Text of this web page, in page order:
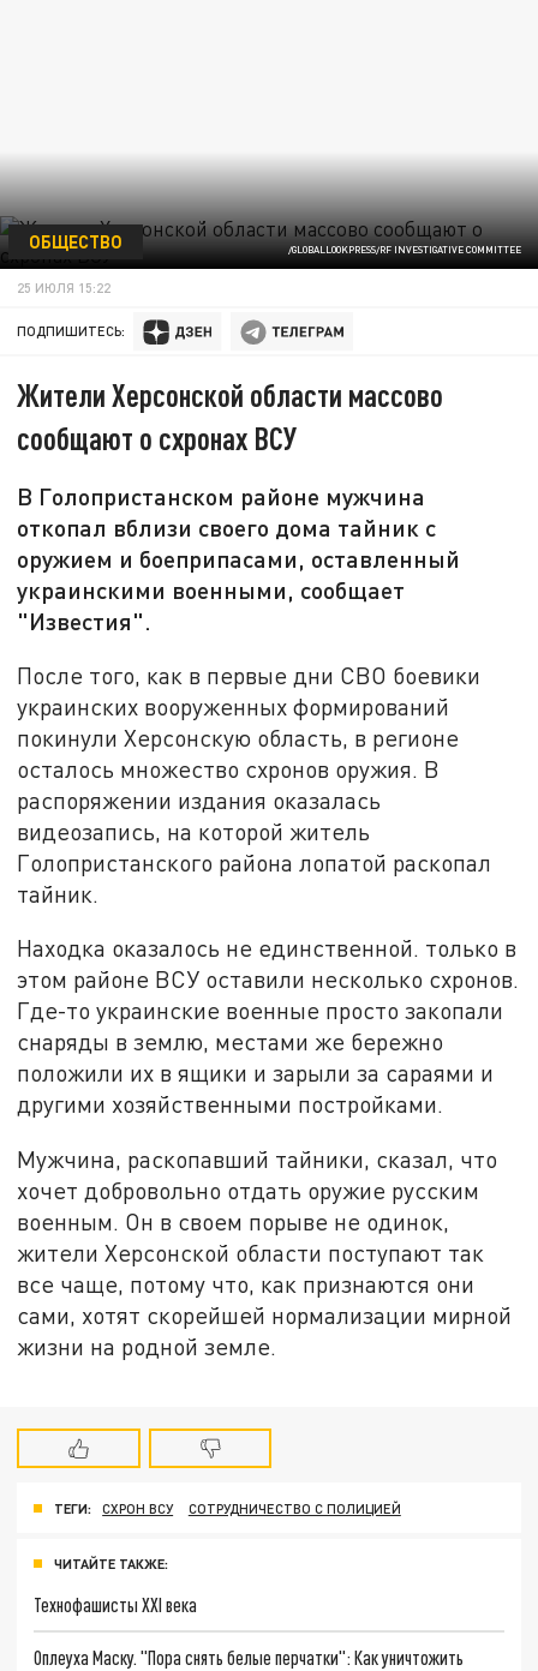
/GLOBALLOOKPRESS/RF INVESTIGATIVE COMMITTEE
ОБЩЕСТВО
25 ИЮЛЯ 15:22
ПОДПИШИТЕСЬ:
Жители Херсонской области массово
сообщают о схронах ВСУ
В Голопристанском районе мужчина
откопал вблизи своего дома тайник с
оружием и боеприпасами, оставленный
украинскими военными, сообщает
"Известия".
После того, как в первые дни СВО боевики
украинских вооруженных формирований
покинули Херсонскую область, в регионе
осталось множество схронов оружия. В
распоряжении издания оказалась
видеозапись, на которой житель
Голопристанского района лопатой раскопал
тайник.
Находка оказалось не единственной. только в
этом районе ВСУ оставили несколько схронов.
Где-то украинские военные просто закопали
снаряды в землю, местами же бережно
положили их в ящики и зарыли за сараями и
другими хозяйственными постройками.
Мужчина, раскопавший тайники, сказал, что
хочет добровольно отдать оружие русским
военным. Он в своем порыве не одинок,
жители Херсонской области поступают так
все чаще, потому что, как признаются они
сами, хотят скорейшей нормализации мирной
жизни на родной земле.
ТЕГИ: СХРОН ВСУ СОТРУДНИЧЕСТВО С ПОЛИЦИЕЙ
ЧИТАЙТЕ ТАКЖЕ:
Технофашисты XXI века
Оплеуха Маску. "Пора снять белые перчатки": Как уничтожить